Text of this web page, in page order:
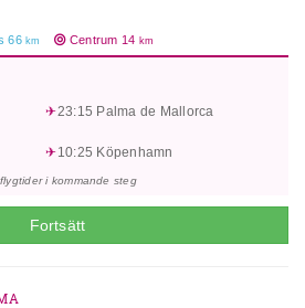
66 km Centrum 14 km
23:15 Palma de Mallorca
10:25 Köpenhamn
i kommande steg
Fortsätt